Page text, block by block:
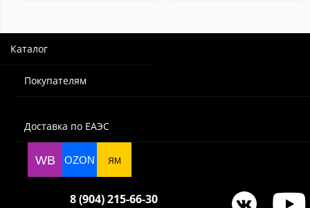
Каталог
Покупателям
Доставка по ЕАЭС
WB OZON ЯМ
8 (904) 215-66-30